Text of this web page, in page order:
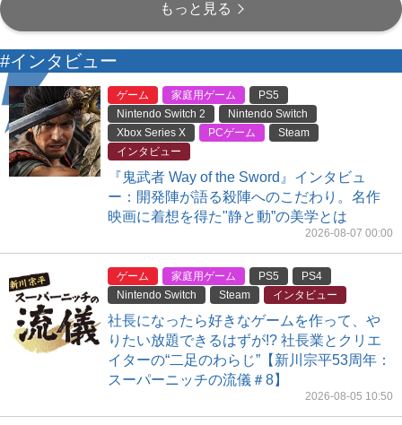
もっと見る
#インタビュー
ゲーム 家庭用ゲーム
PS5
Nintendo Switch 2
Nintendo Switch
Xbox Series X
PCゲーム
Steam
インタビュー
『鬼武者 Way of the Sword』インタビュ
ー：開発陣が語る殺陣へのこだわり。名作
映画に着想を得た"静と動”の美学とは
2026-08-07 00:00
ゲーム 家庭用ゲーム PS5
PS4
Nintendo Switch
Steam インタビュー
社長になったら好きなゲームを作って、や
りたい放題できるはずが!? 社長業とクリエ
イターの“二足のわらじ”【新川宗平53周年：
スーパーニッチの流儀＃8】
2026-08-05 10:50